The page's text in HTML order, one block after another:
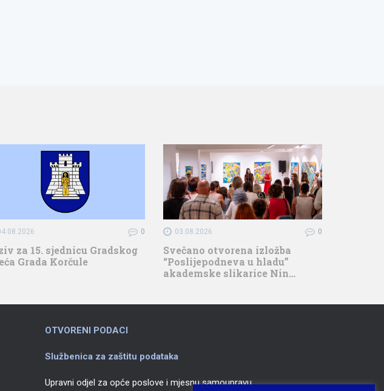
0
za 15. sjednicu Gradskog
Grada Korčule
03.08.2026 0
Svečano otvorena izložba
“Poslijepodneva u hladu”
akademske slikarice Nin…
OTVORENI PODACI
Službenica za zaštitu podataka
Upravni odjel za opće poslove i mjesnu samoupravu